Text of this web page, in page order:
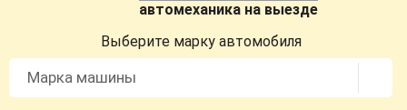
автомеханика на выезде
Выберите марку автомобиля